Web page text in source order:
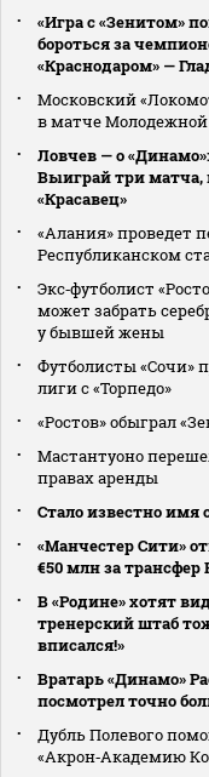
«Игра с «Зенитом»
бороться за
«Краснодаром» —
Московский
в матче
Ловчев — о
Выиграй три матча,
«Красавец»
«Алания» проведет
Республиканском
Экс‑футболист
может забрать
у бывшей жены
Футболисты «Сочи»
лиги с «Торпедо»
«Ростов» обыграл
Мастантуоно
правах аренды
Стало известно имя
«Манчестер Сити»
€50 млн за
В «Родине» хотят
тренерский штаб
вписался!»
Вратарь «Динамо»
посмотрел точно
Дубль Полевого
«Акрон‑Академию